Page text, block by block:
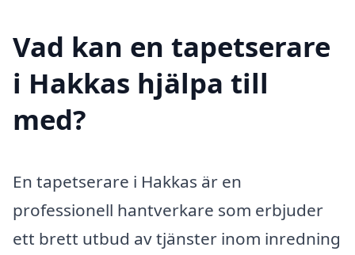
Vad kan en tapetserare
i Hakkas hjälpa till
med?
En tapetserare i Hakkas är en
professionell hantverkare som erbjuder
ett brett utbud av tjänster inom inredning